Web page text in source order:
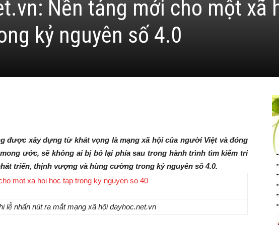
Nền tảng mới cho một xã
kỷ nguyên số 4.0
được xây dựng từ khát vọng là mạng xã hội của người Việt và đóng
ước, sẽ không ai bị bỏ lại phía sau trong hành trình tìm kiếm tri
triển, thịnh vượng và hùng cường trong kỷ nguyên số 4.0.
lễ nhấn nút ra mắt mạng xã hội dayhoc.net.vn